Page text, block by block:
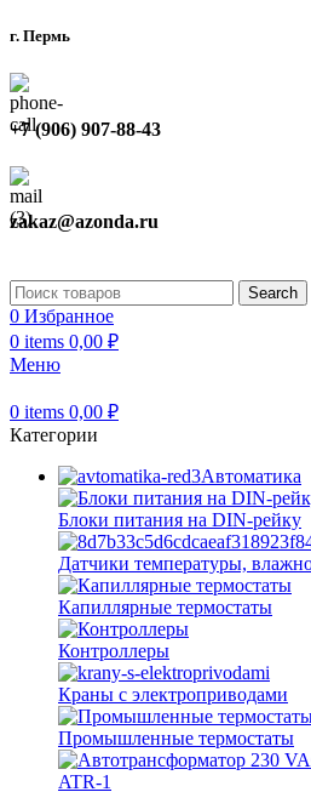
г. Пермь
+7 (906) 907-88-43
zakaz@azonda.ru
Search
0 Избранное
0 items 0,00 ₽
Меню
0 items 0,00 ₽
Категории
Автоматика
Блоки питания на DIN-рейку
Датчики температуры,
Капиллярные термостаты
Контроллеры
Краны с электроприводами
Промышленные термостаты